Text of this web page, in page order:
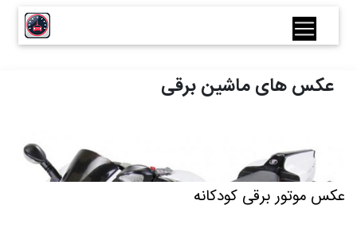
عکس های ماشین برقی
عکس موتور برقی کودکانه